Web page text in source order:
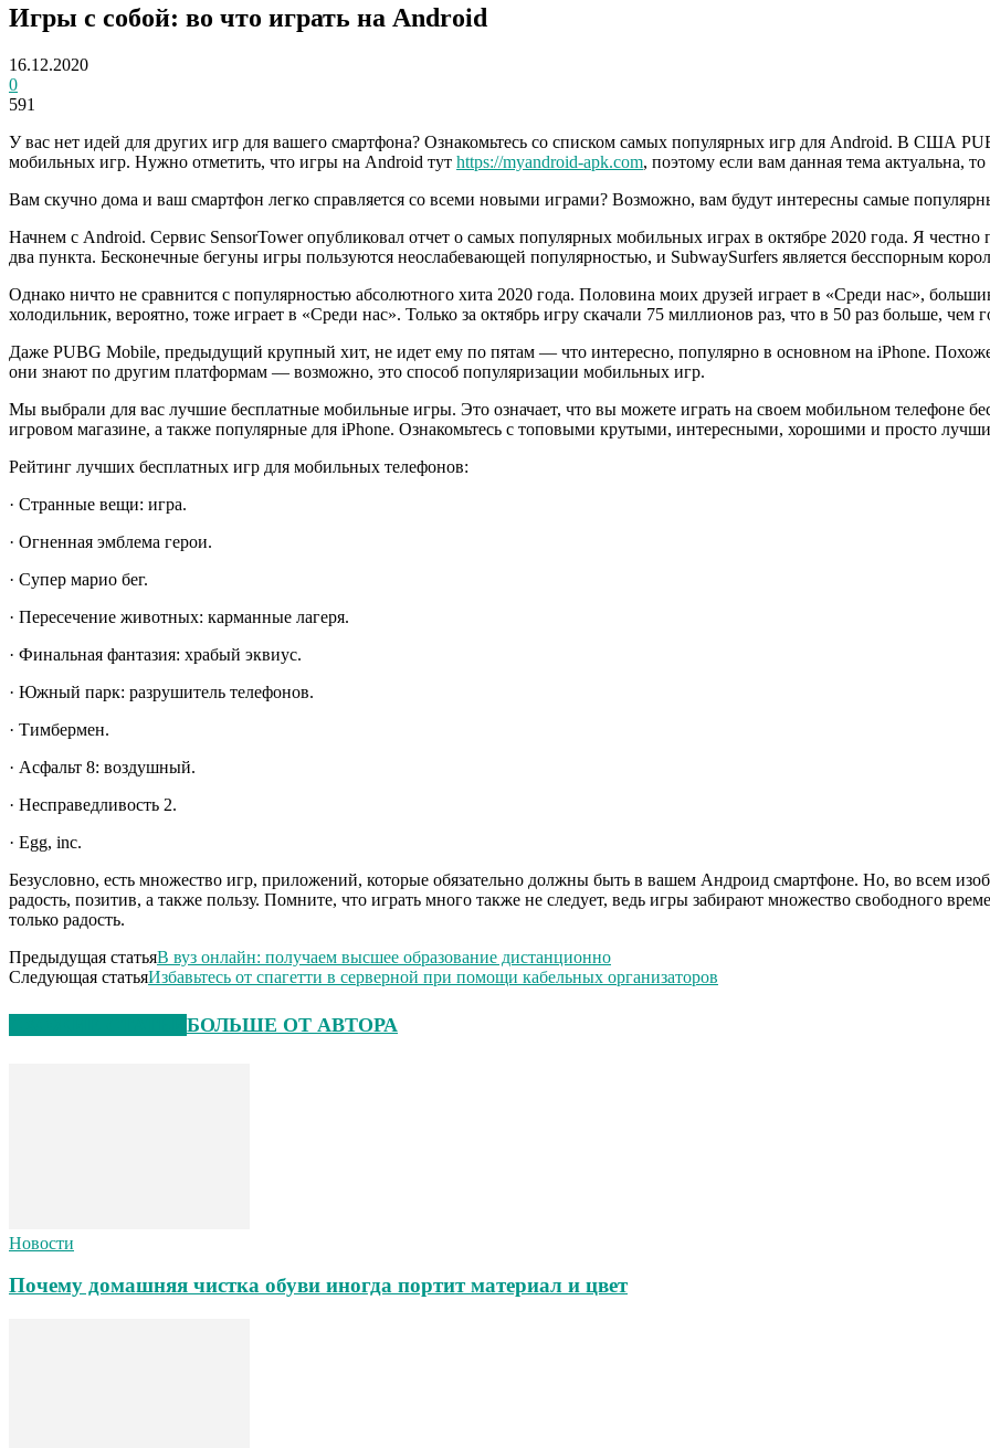
Игры с собой: во что играть на Android
16.12.2020
0
591
У вас нет идей для других игр для вашего смартфона? Ознакомьтесь со списком самых популярных игр для Android. В США
мобильных игр. Нужно отметить, что игры на Android тут https://myandroid-apk.com, поэтому если вам данная тема актуальна,
Вам скучно дома и ваш смартфон легко справляется со всеми новыми играми? Возможно, вам будут интересны самые
Начнем с Android. Сервис SensorTower опубликовал отчет о самых популярных мобильных играх в октябре 2020 года. Я
два пункта. Бесконечные бегуны игры пользуются неослабевающей популярностью, и SubwaySurfers является бесспорным
Однако ничто не сравнится с популярностью абсолютного хита 2020 года. Половина моих друзей играет в «Среди нас»,
холодильник, вероятно, тоже играет в «Среди нас». Только за октябрь игру скачали 75 миллионов раз, что в 50 раз больше, чем
Даже PUBG Mobile, предыдущий крупный хит, не идет ему по пятам — что интересно, популярно в основном на iPhone.
они знают по другим платформам — возможно, это способ популяризации мобильных игр.
Мы выбрали для вас лучшие бесплатные мобильные игры. Это означает, что вы можете играть на своем мобильном телефоне
игровом магазине, а также популярные для iPhone. Ознакомьтесь с топовыми крутыми, интересными, хорошими и просто
Рейтинг лучших бесплатных игр для мобильных телефонов:
· Странные вещи: игра.
· Огненная эмблема герои.
· Супер марио бег.
· Пересечение животных: карманные лагеря.
· Финальная фантазия: храбый эквиус.
· Южный парк: разрушитель телефонов.
· Тимбермен.
· Асфальт 8: воздушный.
· Несправедливость 2.
· Egg, inc.
Безусловно, есть множество игр, приложений, которые обязательно должны быть в вашем Андроид смартфоне. Но, во всем
радость, позитив, а также пользу. Помните, что играть много также не следует, ведь игры забирают множество свободного
только радость.
Предыдущая статьяВ вуз онлайн: получаем высшее образование дистанционно
Следующая статьяИзбавьтесь от спагетти в серверной при помощи кабельных организаторов
БОЛЬШЕ ОТ АВТОРА
Новости
Почему домашняя чистка обуви иногда портит материал и цвет